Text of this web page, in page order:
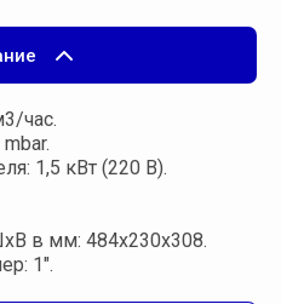
час.
1,5 кВт (220 В).
в мм: 484х230х308.
1".